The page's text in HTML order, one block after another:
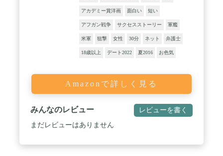
アカデミー賞洋画 面白い 短い
アフガン戦争 サクセスストーリー 軍艦
米軍 狙撃 女性 30分 ネット 弁護士
18歳以上 デート2022 夏2016 お色気
Amazonで詳しく見る
みんなのレビュー レビューを書く
まだレビューはありません